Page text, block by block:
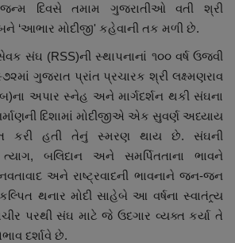
દિવસે તમામ ગુજરાતીઓ વતી શ્રી
‘આભાર મોદીજી' કહેવાની તક મળી છે.
સંઘ (RSS)ની સ્થાપનાનાં ૧૦૦ વર્ષ ઉજવી
ગુજરાત પ્રાંત પ્રચારક શ્રી લક્ષ્મણરાવ
અપાર સ્નેહ અને માર્ગદર્શન થકી સંઘના
દિશામાં મોદીજીએ એક સુવર્ણ અધ્યાય
કરી હતી તેનું સ્મરણ થાય છે. સંઘની
ત્યાગ, બલિદાન અને સમર્પિતતાના ભાવને
અને રાષ્ટ્રવાદની ભાવનાને જન-જન
થનાર મોદી સાહેબે આ વર્ષના સ્વાતંત્ર્ય
પરથી સંઘ માટે જે ઉદગાર વ્યક્ત કર્યા તે
દર્શાવે છે.